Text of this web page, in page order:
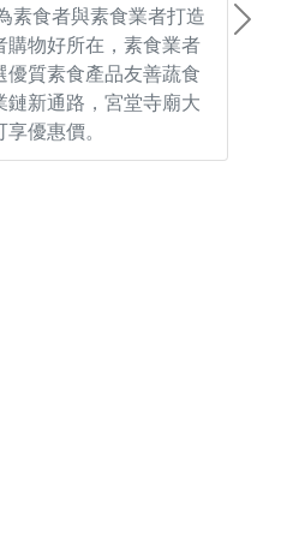
素食者與素食業者打造
購物好所在，素食業者
質素食產品友善蔬食
新通路，宮堂寺廟大
優惠價。
Next